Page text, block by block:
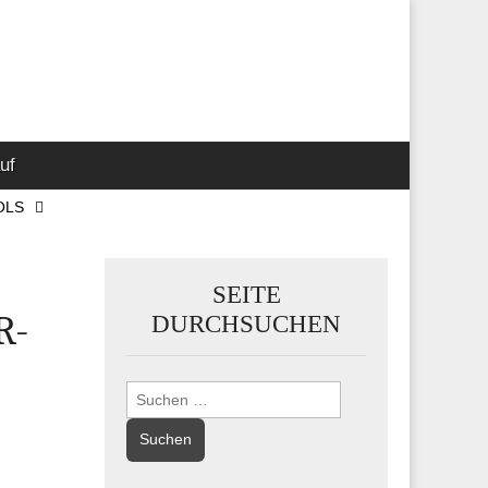
SEITE
DURCHSUCHEN
Suchen
nach: